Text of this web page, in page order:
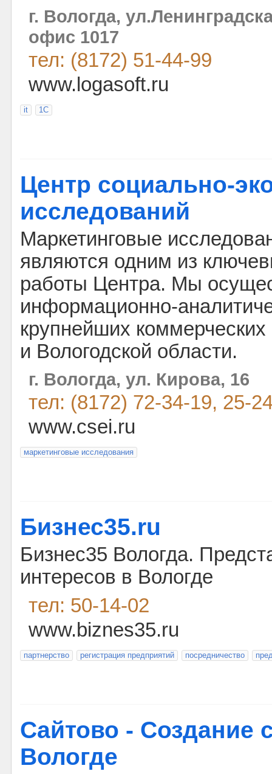
г. Вологда,
офис 1017
тел: (8172) 51-44-99
www.logasoft.ru
it 1С
Центр социально-
исследований
Маркетинговые
являются одним из
работы Центра. Мы
информационно-
крупнейших коммерческих
и Вологодской области.
г. Вологда, ул. Кирова, 16
тел: (8172) 72-34-19, 25-
www.csei.ru
маркетинговые исследования
Бизнес35.ru
Бизнес35 Вологда.
интересов в Вологде
тел: 50-14-02
www.biznes35.ru
партнерство регистрация предприятий посредничество
Сайтово - Создание
Вологде